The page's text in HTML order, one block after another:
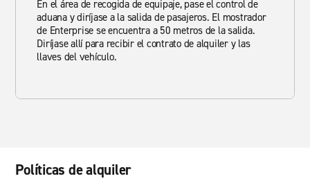
En el área de recogida de equipaje, pase el control de
aduana y diríjase a la salida de pasajeros. El mostrador
de Enterprise se encuentra a 50 metros de la salida.
Diríjase allí para recibir el contrato de alquiler y las
llaves del vehículo.
Políticas de alquiler